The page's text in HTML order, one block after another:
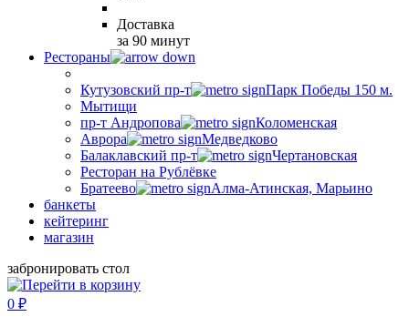
Доставка
за 90 минут
Рестораны
Кутузовский пр-т
Парк Победы 150 м.
Мытищи
пр-т Андропова
Коломенская
Аврора
Медведково
Балаклавский пр-т
Чертановская
Ресторан на Рублёвке
Братеево
Алма-Атинская, Марьино
банкеты
кейтеринг
магазин
забронировать стол
0 ₽